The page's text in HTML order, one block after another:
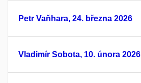
Petr Vaňhara, 24. března 2026
Vladimír Sobota, 10. února 2026